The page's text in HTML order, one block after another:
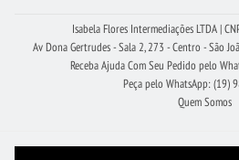
Isabela Flores Intermediações LTDA |
Av Dona Gertrudes - Sala 2, 273 - Centro - São
Receba Ajuda Com Seu Pedido pelo
Peça pelo WhatsApp: (19)
Quem Somos